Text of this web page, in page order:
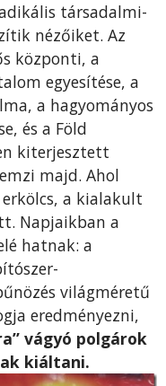
társadalmi-
nézőiket. Az
központi, a
egyesítése, a
a hagyományos
és a Föld
kiterjesztett
majd. Ahol
a kialakult
Napjaikban a
hatnak: a
világméretű
eredményezni,
vágyó polgárok
kiáltani.